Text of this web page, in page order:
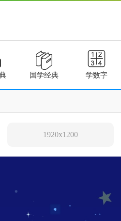

国学经典

学数字
1920x1200